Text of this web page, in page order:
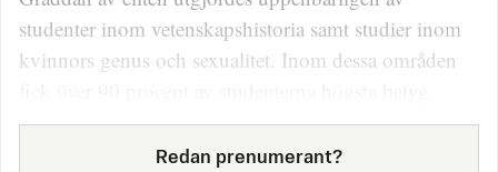
studenter inom vetenskapshistoria samt studier inom
kvinnors genus och sexualitet. Inom dessa områden
Redan prenumerant?